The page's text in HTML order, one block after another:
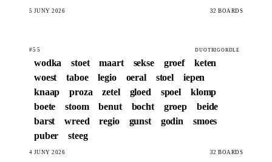
5 JUNY 2026 32 BOARDS
#55 DUOTRIGORDLE
wodka stoet maart sekse groef
keten
woest
taboe legio oeral stoel
iepen
knaap
proza zetel gloed spoel
klomp
boete
stoom benut bocht groep
beide
barst
wreed regio gunst godin
smoes
puber
steeg
4 JUNY 2026 32 BOARDS